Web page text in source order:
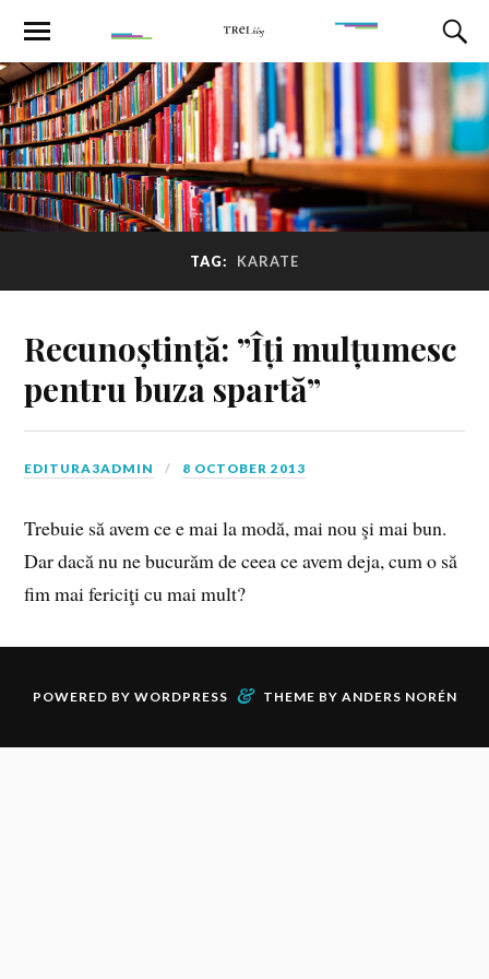
TAG: KARATE
Recunoștință: ”Îți mulțumesc
pentru buza spartă”
EDITURA3ADMIN 8 OCTOBER 2013
Trebuie să avem ce e mai la modă, mai nou şi mai bun.
Dar dacă nu ne bucurăm de ceea ce avem deja, cum o să
fim mai fericiţi cu mai mult?
POWERED BY WORDPRESS & THEME BY ANDERS NORÉN